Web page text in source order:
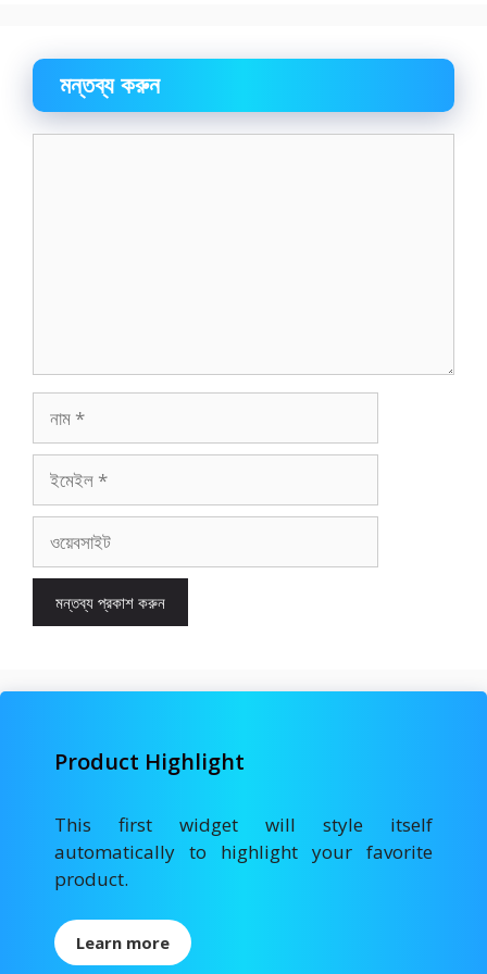
মন্তব্য করুন
ইমেইল
Product Highlight
This first widget will style itself
automatically to highlight your favorite
product.
Learn more